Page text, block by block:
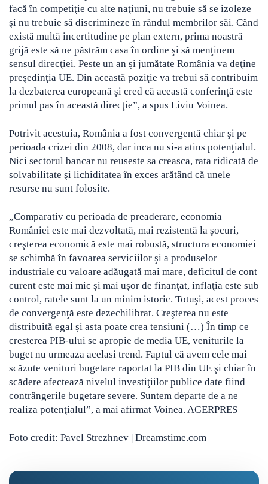
facă în competiţie cu alte naţiuni, nu trebuie să se izoleze
şi nu trebuie să discrimineze în rândul membrilor săi. Când
există multă incertitudine pe plan extern, prima noastră
grijă este să ne păstrăm casa în ordine şi să menţinem
sensul direcţiei. Peste un an şi jumătate România va deţine
preşedinţia UE. Din această poziţie va trebui să contribuim
la dezbaterea europeană şi cred că această conferinţă este
primul pas în această direcţie”, a spus Liviu Voinea.
Potrivit acestuia, România a fost convergentă chiar şi pe
perioada crizei din 2008, dar inca nu si-a atins potenţialul.
Nici sectorul bancar nu reuseste sa creasca, rata ridicată de
solvabilitate şi lichiditatea în exces arătând că unele
resurse nu sunt folosite.
„Comparativ cu perioada de preaderare, economia
României este mai dezvoltată, mai rezistentă la şocuri,
creşterea economică este mai robustă, structura economiei
se schimbă în favoarea serviciilor şi a produselor
industriale cu valoare adăugată mai mare, deficitul de cont
curent este mai mic şi mai uşor de finanţat, inflaţia este sub
control, ratele sunt la un minim istoric. Totuşi, acest proces
de convergenţă este dezechilibrat. Creşterea nu este
distribuită egal şi asta poate crea tensiuni (…) În timp ce
cresterea PIB-ului se apropie de media UE, veniturile la
buget nu urmeaza acelasi trend. Faptul că avem cele mai
scăzute venituri bugetare raportat la PIB din UE şi chiar în
scădere afectează nivelul investiţiilor publice date fiind
contrângerile bugetare severe. Suntem departe de a ne
realiza potenţialul”, a mai afirmat Voinea. AGERPRES
Foto credit: Pavel Strezhnev | Dreamstime.com